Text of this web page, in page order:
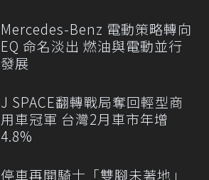
Mercedes-Benz 電動策略轉向
EQ 命名淡出 燃油與電動並行
發展
J SPACE翻轉戰局奪回輕型商
用車冠軍 台灣2月車市年增
4.8%
停車再開騎士「雙腳未著地」